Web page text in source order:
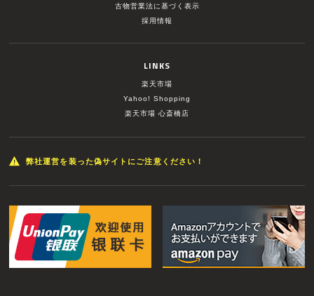
古物営業法に基づく表示
採用情報
LINKS
楽天市場
Yahoo! Shopping
楽天市場 心斎橋店
弊社運営を装った偽サイトにご注意ください！